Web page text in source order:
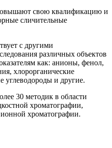
свою квалификацию и
сличительные
с другими
различных объектов
как: анионы, фенол,
хлорорганические
углеводороды и другие.
30 методик в области
хроматографии,
хроматографии.